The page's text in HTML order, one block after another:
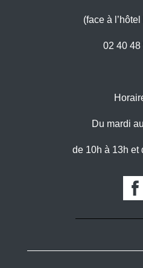
(face à
02 40 48
Du mardi
de 10h à 13h et